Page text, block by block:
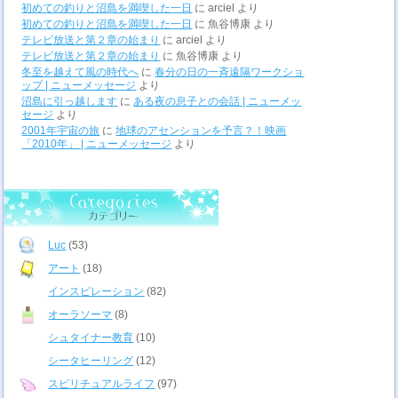
初めての釣りと沼島を満喫した一日 にarciel
より
初めての釣りと沼島を満喫した一日 に魚谷博康 より
テレビ放送と第２章の始まり にarciel
より
テレビ放送と第２章の始まり に魚谷博康 より
冬至を越えて風の時代へ に春分の日の一斉遠隔ワークショ
ップ | ニューメッセージ より
沼島に引っ越します に ある夜の息子との会話 | ニューメッ
セージ より
2001年宇宙の旅 に地球のアセンションを予言？！映画
「2010年」 | ニューメッセージ より
Luc (53)
アート (18)
インスピレーション (82)
オーラソーマ (8)
シュタイナー教育 (10)
シータヒーリング (12)
スピリチュアルライフ (97)